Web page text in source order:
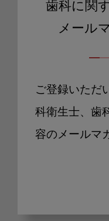
歯科に関
メール
ご登録いただ
科衛生士、歯
容のメールマ